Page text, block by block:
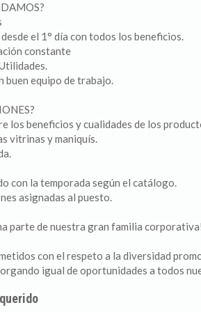
el 1° día con todos los beneficios.
constante
buen equipo de trabajo.
los beneficios y cualidades de los
vitrinas y maniquís.
con la temporada según el catálogo.
asignadas al puesto.
parte de nuestra gran familia
con el respeto a la diversidad
igual de oportunidades a todos